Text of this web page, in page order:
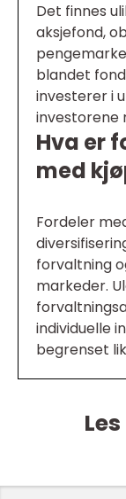
Det finnes
aksjefond,
blandet
investerer i
investorene
Hva er
med
Fordeler
forvaltning
markeder.
individuelle
begrenset